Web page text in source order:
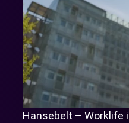
Hansebelt – Worklife